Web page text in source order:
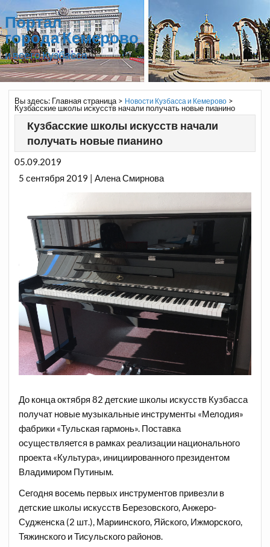
Портал
города Кемерово
и всего Кузбасса
Вы здесь: Главная страница> Новости Кузбасса и Кемерово>
Кузбасские школы искусств начали получать новые пианино
Кузбасские школы искусств начали
получать новые пианино
05.09.2019
5 сентября 2019 | Алена Смирнова
До конца октября 82 детские школы искусств Кузбасса
получат новые музыкальные инструменты «Мелодия»
фабрики «Тульская гармонь». Поставка
осуществляется в рамках реализации национального
проекта «Культура», инициированного президентом
Владимиром Путиным.
Сегодня восемь первых инструментов привезли в
детские школы искусств Березовского, Анжеро-
Судженска (2 шт.), Мариинского, Яйского, Ижморского,
Тяжинского и Тисульского районов.